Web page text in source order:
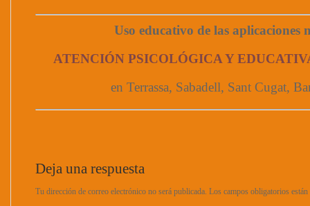
Uso educativo de las aplicaciones
ATENCIÓN PSICOLÓGICA Y
en Terrassa, Sabadell, Sant Cugat,
Deja una respuesta
Tu dirección de correo electrónico no será publicada. Los campos obligatorios